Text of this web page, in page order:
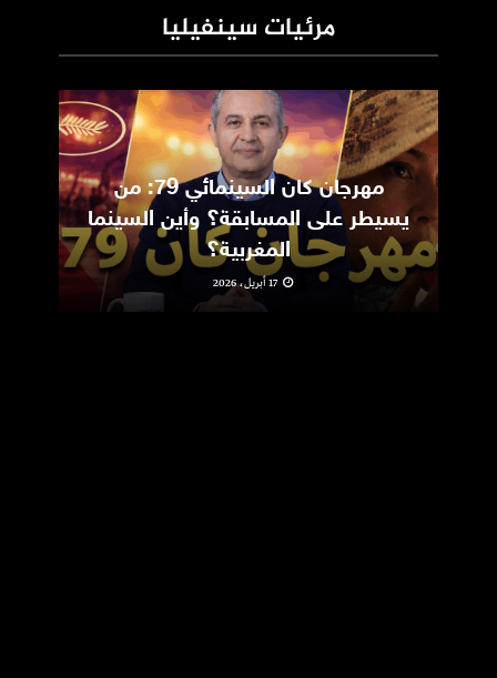
مرئيات سينفيليا
مهرجان كان السينمائي 79: من
يسيطر على المسابقة؟ وأين السينما
المغربية؟
17 أبريل، 2026